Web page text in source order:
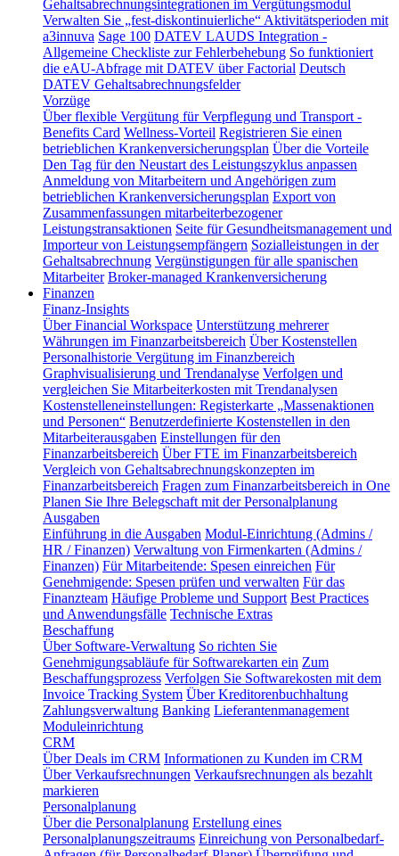
Gehaltsabrechnungsintegrationen im Vergütungsmodul
Verwalten Sie „fest-diskontinuierliche“ Aktivitätsperioden mit
a3innuva Sage 100 DATEV LAUDS Integration -
Allgemeine Checkliste zur Fehlerbehebung So funktioniert
die eAU-Abfrage mit DATEV über Factorial Deutsch
DATEV Gehaltsabrechnungsfelder
Vorzüge
Über flexible Vergütung für Verpflegung und Transport -
Benefits Card Wellness-Vorteil Registrieren Sie einen
betrieblichen Krankenversicherungsplan Über die Vorteile
Den Tag für den Neustart des Leistungszyklus anpassen
Anmeldung von Mitarbeitern und Angehörigen zum
betrieblichen Krankenversicherungsplan Export von
Zusammenfassungen mitarbeiterbezogener
Leistungstransaktionen Seite für Gesundheitsmanagement und
Importeur von Leistungsempfängern Sozialleistungen in der
Gehaltsabrechnung Vergünstigungen für alle spanischen
Mitarbeiter Broker-managed Krankenversicherung
Finanzen
Finanz-Insights
Über Financial Workspace Unterstützung mehrerer
Währungen im Finanzarbeitsbereich Über Kostenstellen
Personalhistorie Vergütung im Finanzbereich
Graphvisualisierung und Trendanalyse Verfolgen und
vergleichen Sie Mitarbeiterkosten mit Trendanalysen
Kostenstelleneinstellungen: Registerkarte „Massenaktionen
und Personen“ Benutzerdefinierte Kostenstellen in den
Mitarbeiterausgaben Einstellungen für den
Finanzarbeitsbereich Über FTE im Finanzarbeitsbereich
Vergleich von Gehaltsabrechnungskonzepten im
Finanzarbeitsbereich Fragen zum Finanzarbeitsbereich in One
Planen Sie Ihre Belegschaft mit der Personalplanung
Ausgaben
Einführung in die Ausgaben Modul-Einrichtung (Admins /
HR / Finanzen) Verwaltung von Firmenkarten (Admins /
Finanzen) Für Mitarbeitende: Spesen einreichen Für
Genehmigende: Spesen prüfen und verwalten Für das
Finanzteam Häufige Probleme und Support Best Practices
und Anwendungsfälle Technische Extras
Beschaffung
Über Software-Verwaltung So richten Sie
Genehmigungsabläufe für Softwarekarten ein Zum
Beschaffungsprozess Verfolgen Sie Softwarekosten mit dem
Invoice Tracking System Über Kreditorenbuchhaltung
Zahlungsverwaltung Banking Lieferantenmanagement
Moduleinrichtung
CRM
Über Deals im CRM Informationen zu Kunden im CRM
Über Verkaufsrechnungen Verkaufsrechnungen als bezahlt
markieren
Personalplanung
Über die Personalplanung Erstellung eines
Personalplanungszeitraums Einreichung von Personalbedarf-